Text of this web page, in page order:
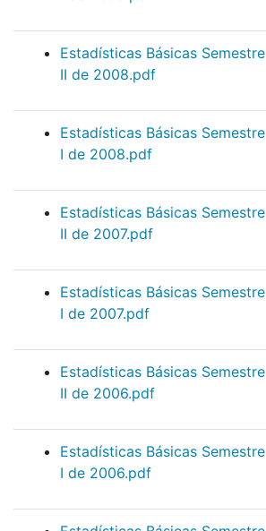
Estadísticas Básicas Semestre
II de 2008.pdf
Estadísticas Básicas Semestre
I de 2008.pdf
Estadísticas Básicas Semestre
II de 2007.pdf
Estadísticas Básicas Semestre
I de 2007.pdf
Estadísticas Básicas Semestre
II de 2006.pdf
Estadísticas Básicas Semestre
I de 2006.pdf